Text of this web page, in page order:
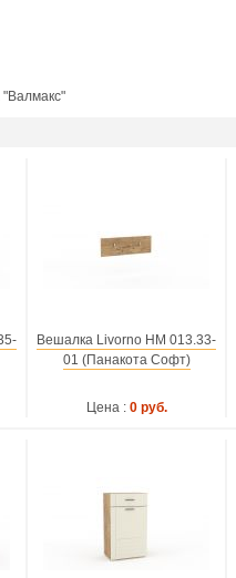
"Валмакс"
Вешалка Livorno НМ 013.33-
01 (Панакота Софт)
Цена : 0 руб.